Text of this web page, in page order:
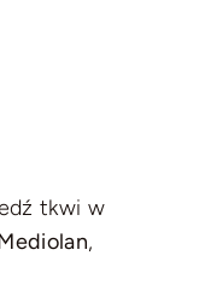
tkwi w
,